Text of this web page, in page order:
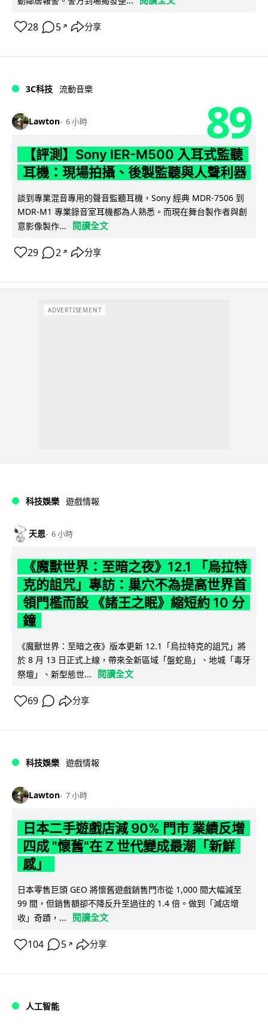
28 5 ↗ 分享
3C科技 流動音樂
Lawton 6 小時 89
【評測】Sony IER-M500 入耳式監聽
耳機：現場拍攝、後製監聽與人聲利器
談到專業混音專用的聲音監聽耳機，Sony 經典 MDR-7506 到
MDR-M1 專業錄音室耳機都為人熟悉。而現在舞台製作者與創
意影像製作...
閱讀全文
29 2 ↗ 分享
ADVERTISEMENT
科技娛樂 遊戲情報
天恩 6 小時
《魔獸世界：至暗之夜》12.1 「烏拉特
克的詛咒」專訪：巢穴不為提高世界首
領門檻而設 《諸王之眠》縮短約 10 分
鐘
《魔獸世界：至暗之夜》版本更新 12.1「烏拉特克的詛咒」將
於 8 月 13 日正式上線，帶來全新區域「盤蛇島」、地城「毒牙
祭壇」、新型態世...
閱讀全文
69 分享
科技娛樂 遊戲情報
Lawton 7 小時
日本二手遊戲店減 90% 門市 業績反增
四成 "懷舊"在 Z 世代變成最潮「新鮮
感」
日本零售巨頭 GEO 將懷舊遊戲銷售門市從 1,000 間大幅減至
99 間，但銷售額卻不降反升至過往的 1.4 倍。做到「減店增
收」奇蹟，...
閱讀全文
104 5 ↗ 分享
人工智能